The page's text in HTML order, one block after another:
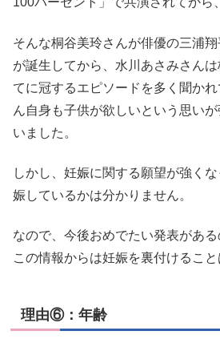
そんな桐谷美玲さんが俳優の三浦
が誕生してから、水川あさみさん
てに冠するエピソードを多く聞か
ん自身も子供が欲しいという思い
いました。
しかし、妊娠に関する願望が強く
娠しているかは分かりません。
なので、今後おめでたい発表がある
この情報からは妊娠を裏付けること
理由⑥：年齢